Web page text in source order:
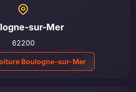
sur-Mer
62200
Boulogne-sur-Mer